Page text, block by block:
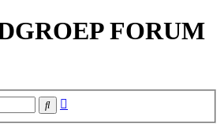
FORUM
Zoek